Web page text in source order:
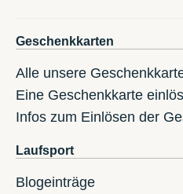
Geschenkkarten
Alle unsere
Eine Geschenkkarte
Infos zum Einlösen der
Laufsport
Blogeinträge